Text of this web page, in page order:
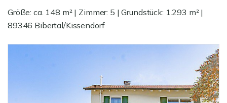
Größe: ca. 148 m² | Zimmer: 5 | Grundstück: 1.293 m² |
89346 Bibertal/Kissendorf